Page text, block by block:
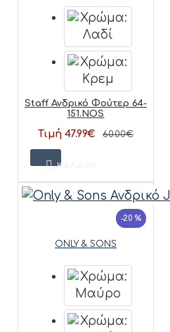
Staff Ανδρικό Φούτερ 64-
151.NOS
Τιμή 47.99€ 60.00€
ΚΑΛΆΘΙ
-20 %
ONLY & SONS